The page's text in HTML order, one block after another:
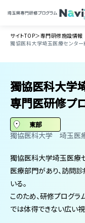
サイトTOP＞専門研修施設情
獨協医科大学埼玉医療センタ
獨協医科大学
専門医研修プ
東部
獨協医科大学 ​埼玉医
獨協医科大学埼玉医療
医療部門があり、訪問
いる。
このため、研修プログ
では体得できない広い